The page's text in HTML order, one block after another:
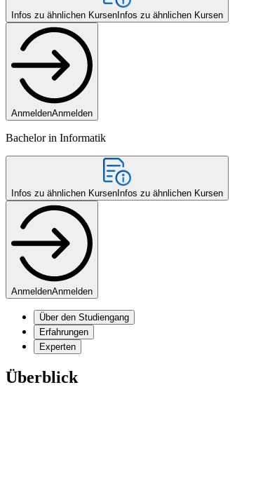
Infos zu ähnlichen Kursen Infos zu ähnlichen Kursen
AnmeldenAnmelden
Bachelor in Informatik
Infos zu ähnlichen Kursen Infos zu ähnlichen Kursen
AnmeldenAnmelden
Über den Studiengang
Erfahrungen
Experten
Überblick